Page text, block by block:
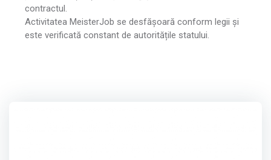
contractul.
Activitatea MeisterJob se desfășoară conform legii și
este verificată constant de autoritățile statului.